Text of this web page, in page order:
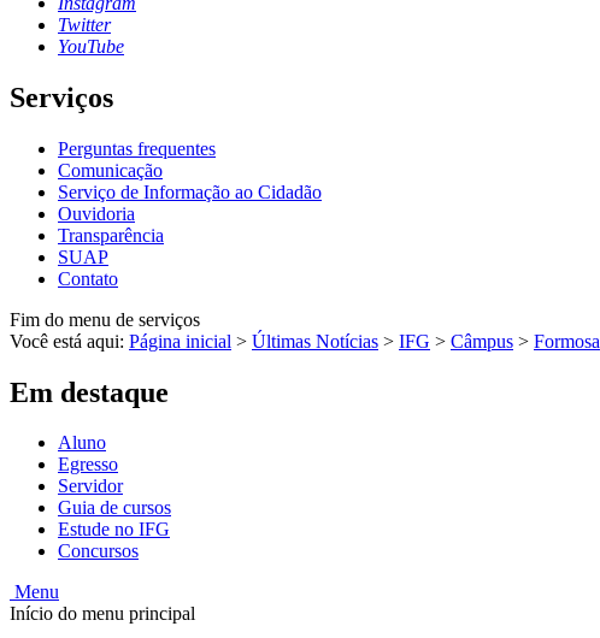
Twitter
YouTube
Serviços
Perguntas frequentes
Comunicação
Serviço de Informação ao Cidadão
Ouvidoria
Transparência
SUAP
Contato
Fim do menu de serviços
Você está aqui: Página inicial > Últimas Notícias > IFG > Câmpus > Formosa
Em destaque
Aluno
Egresso
Servidor
Guia de cursos
Estude no IFG
Concursos
Menu
Início do menu principal